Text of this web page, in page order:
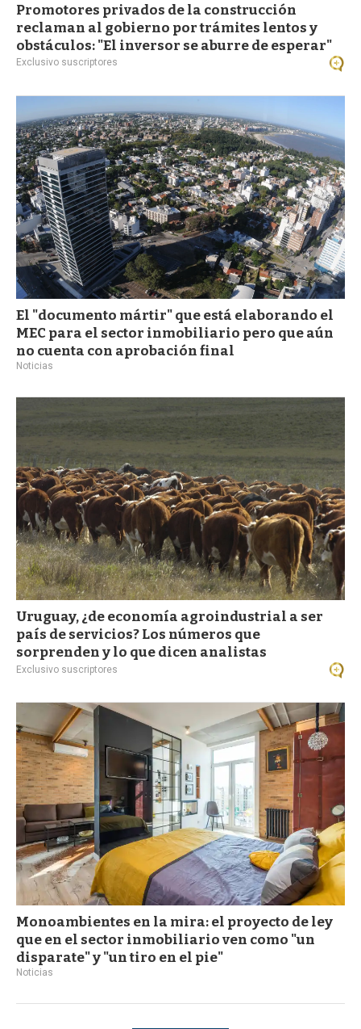
Promotores privados de la construcción
reclaman al gobierno por trámites lentos y
obstáculos: "El inversor se aburre de esperar"
Exclusivo suscriptores
El "documento mártir" que está elaborando el
MEC para el sector inmobiliario pero que aún
no cuenta con aprobación final
Noticias
Uruguay, ¿de economía agroindustrial a ser
país de servicios? Los números que
sorprenden y lo que dicen analistas
Exclusivo suscriptores
Monoambientes en la mira: el proyecto de ley
que en el sector inmobiliario ven como "un
disparate" y "un tiro en el pie"
Noticias